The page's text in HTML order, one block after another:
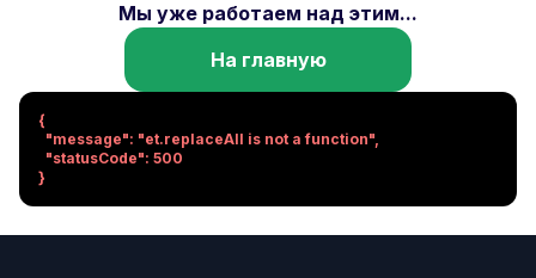
Мы уже работаем над этим...
На главную
{
}